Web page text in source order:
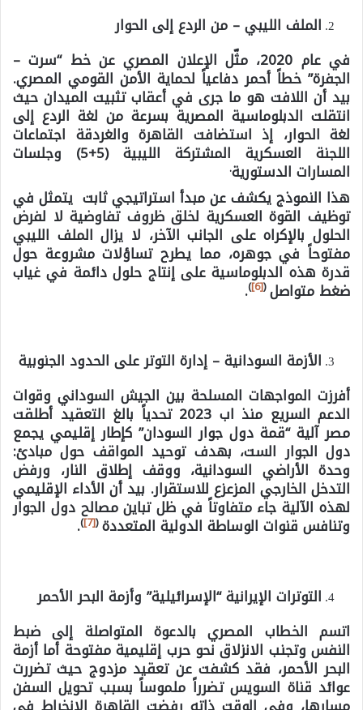
الملف الليبي – من الردع إلى الحوار
في عام 2020، مثّل الإعلان المصري عن خط “سرت –
الجفرة” خطاً أحمر دفاعياً لحماية الأمن القومي المصري.
بيد أن اللافت هو ما جرى في أعقاب تثبيت الميدان حيث
انتقلت الدبلوماسية المصرية بسرعة من لغة الردع إلى
لغة الحوار، إذ استضافت القاهرة والغردقة اجتماعات
اللجنة العسكرية المشتركة الليبية (5+5) وجلسات
المسارات الدستورية.
هذا النموذج يكشف عن مبدأ استراتيجي ثابت يتمثل في
توظيف القوة العسكرية لخلق ظروف تفاوضية لا لفرض
الحلول بالإكراه على الجانب الآخر، لا يزال الملف الليبي
مفتوحاً في جوهره، مما يطرح تساؤلات مشروعة حول
قدرة هذه الدبلوماسية على إنتاج حلول دائمة في غياب
ضغط متواصل(
[6]
)
.
الأزمة السودانية – إدارة التوتر على الحدود الجنوبية
أفرزت المواجهات المسلحة بين الجيش السوداني وقوات
الدعم السريع منذ اب 2023 تحدياً بالغ التعقيد أطلقت
مصر آلية “قمة دول جوار السودان” كإطار إقليمي يجمع
دول الجوار الست، بهدف توحيد المواقف حول مبادئ:
وحدة الأراضي السودانية، ووقف إطلاق النار، ورفض
التدخل الخارجي المزعزع للاستقرار. بيد أن الأداء الإقليمي
لهذه الآلية جاء متفاوتاً في ظل تباين مصالح دول الجوار
وتنافس قنوات الوساطة الدولية المتعددة(
[7]
)
.
التوترات الإيرانية “الإسرائيلية” وأزمة البحر الأحمر
اتسم الخطاب المصري بالدعوة المتواصلة إلى ضبط
النفس وتجنب الانزلاق نحو حرب إقليمية مفتوحة أما أزمة
البحر الأحمر، فقد كشفت عن تعقيد مزدوج حيث تضررت
عوائد قناة السويس تضرراً ملموساً بسبب تحويل السفن